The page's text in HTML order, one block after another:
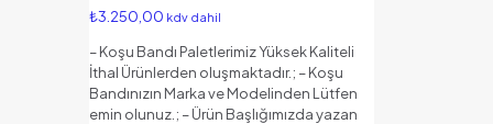
₺3.250,00 kdv dahil
– Koşu Bandı Paletlerimiz Yüksek Kaliteli
İthal Ürünlerden oluşmaktadır.; – Koşu
Bandınızın Marka ve Modelinden Lütfen
emin olunuz.; – Ürün Başlığımızda yazan